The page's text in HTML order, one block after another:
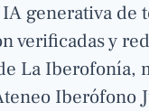
generativa de
verificadas y
La Iberofonía,
Iberófono